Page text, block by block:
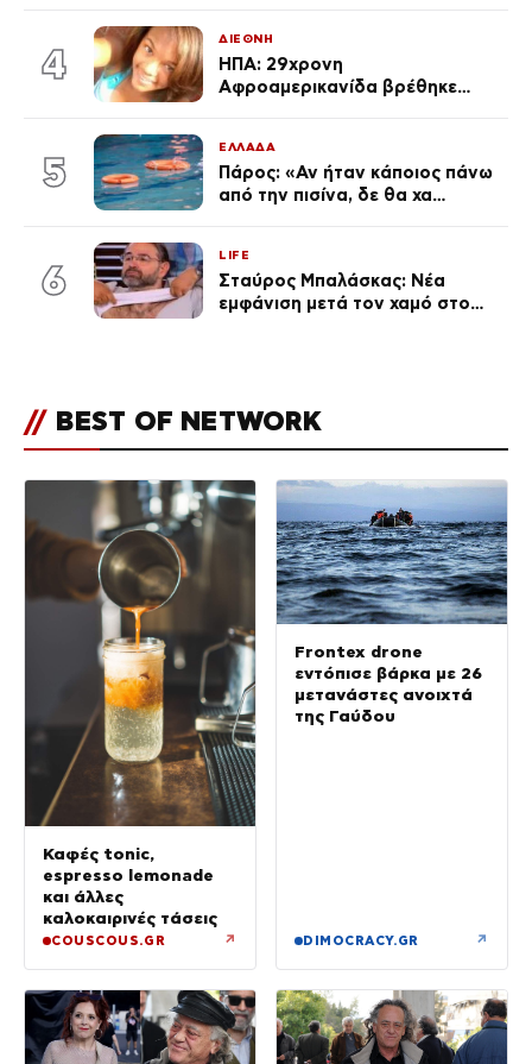
4
ΔΙΕΘΝΗ
ΗΠΑ: 29χρονη
Αφροαμερικανίδα βρέθηκε
5
ΕΛΛΑΔΑ
Πάρος: «Αν ήταν κάποιος πάνω
από την πισίνα, δε θα χα
πατέρα και τα κενά στους
ισχυρισμούς του ιδιοκτήτη του
beach bar
6
LIFE
Σταύρος Μπαλάσκας: Νέα
εμφάνιση μετά τον χαμό στο
// BEST OF NETWORK
Καφές tonic,
espresso lemonade
και άλλες
καλοκαιρινές τάσεις
COUSCOUS.GR ↗
Frontex drone
εντόπισε βάρκα με 26
μετανάστες ανοιχτά
της Γαύδου
DIMOCRACY.GR ↗